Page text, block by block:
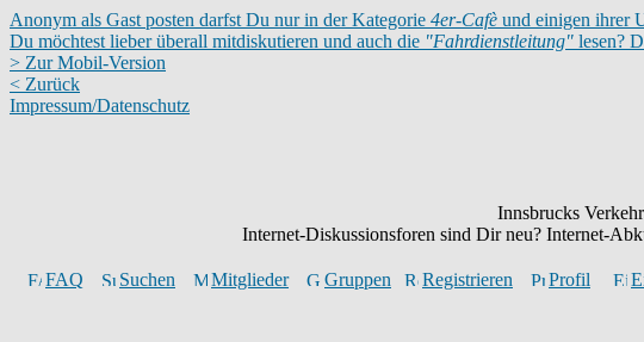
Anonym als Gast posten darfst Du nur in der Kategorie 4er-Cafè und einigen ihrer
Du möchtest lieber überall mitdiskutieren und auch die "Fahrdienstleitung" lesen?
> Zur Mobil-Version
< Zurück
Impressum/Datenschutz
Innsbrucks
Internet-Diskussionsforen sind Dir neu? Internet-
FAQ Suchen Mitglieder Gruppen Registrieren Profil